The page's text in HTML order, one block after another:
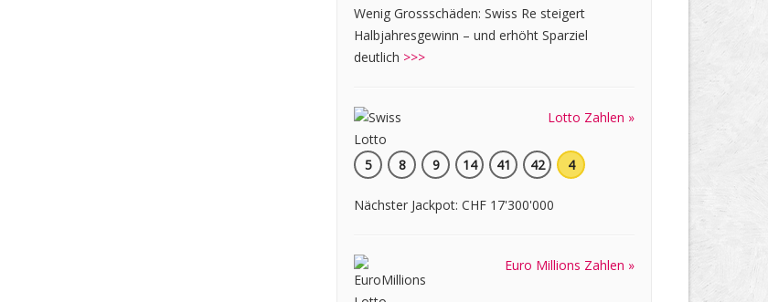
Wenig Grossschäden: Swiss Re steigert
Halbjahresgewinn – und erhöht Sparziel
deutlich >>>
Lotto Zahlen »
5 8 9 14 41 42 4
Nächster Jackpot: CHF 17'300'000
Euro Millions Zahlen »